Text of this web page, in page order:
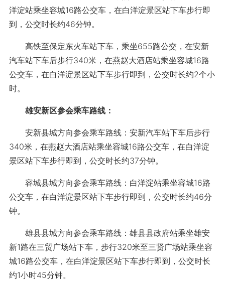
洋淀站乘坐容城16路公交车，在白洋淀景区站下车步行即
到，公交时长约46分钟。
高铁至保定东火车站下车，乘坐655路公交，在安新
汽车站下车后步行340米，在燕赵大酒店站乘坐容城16路
公交车，在白洋淀景区站下车步行即到，公交时长约2个小
时。
雄安新区参会乘车路线：
安新县城方向参会乘车路线：安新汽车站下车后步行
340米，在燕赵大酒店站乘坐容城16路公交车，在白洋淀
景区站下车步行即到，公交时长约37分钟。
容城县城方向参会乘车路线：白洋淀站乘坐容城16路
公交车，在白洋淀景区站下车步行即到，公交时长约46分
钟。
雄县县城方向参会乘车路线：雄县县政府站乘坐雄安
新1路在三贸广场站下车，步行320米至三贤广场站乘坐容
城16路公交车，在白洋淀景区站下车步行即到，公交时长
约1小时45分钟。